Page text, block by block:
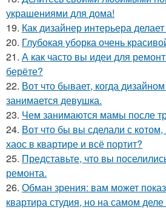
украшениями для дома!
19. Как дизайнер интерьера
20. Глубокая уборка очень
21. А как часто вы идеи для
берёте?
22. Вот что бывает, когда
занимается девушка.
23. Чем занимаются мамы после
24. Вот что бы вы сделали с котом,
хаос в квартире и всё портит?
25. Представьте, что вы
ремонта.
26. Обман зрения: вам может
квартира студия, но на самом